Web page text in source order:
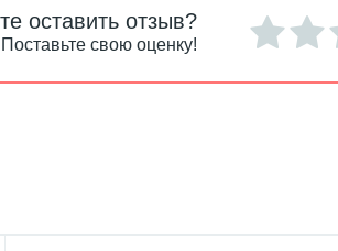
оставить отзыв?
Поставьте свою оценку!